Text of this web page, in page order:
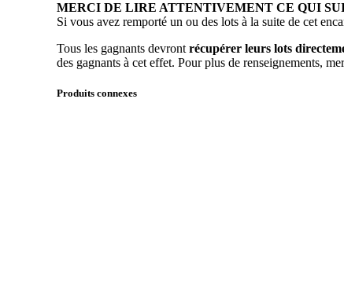
à
manger
rotin
quantité
MERCI DE LIRE ATTENTIVEMENT CE QUI
Si vous avez remporté un ou des lots à la suite de cet
Tous les gagnants devront récupérer leurs lots
des gagnants à cet effet. Pour plus de renseignements,
Produits connexes